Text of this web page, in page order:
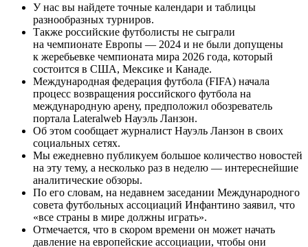
У нас вы найдете точные календари и таблицы
разнообразных турниров.
Также российские футболисты не сыграли
на чемпионате Европы — 2024 и не были допущены
к жеребьевке чемпионата мира 2026 года, который
состоится в США, Мексике и Канаде.
Международная федерация футбола (FIFA) начала
процесс возвращения российского футбола на
международную арену, предположил обозреватель
портала Lateralweb Науэль Ланзон.
Об этом сообщает журналист Науэль Ланзон в своих
социальных сетях.
Мы ежедневно публикуем большое количество новостей
на эту тему, а несколько раз в неделю — интереснейшие
аналитические обзоры.
По его словам, на недавнем заседании Международного
совета футбольных ассоциаций Инфантино заявил, что
«все страны в мире должны играть».
Отмечается, что в скором времени он может начать
давление на европейские ассоциации, чтобы они